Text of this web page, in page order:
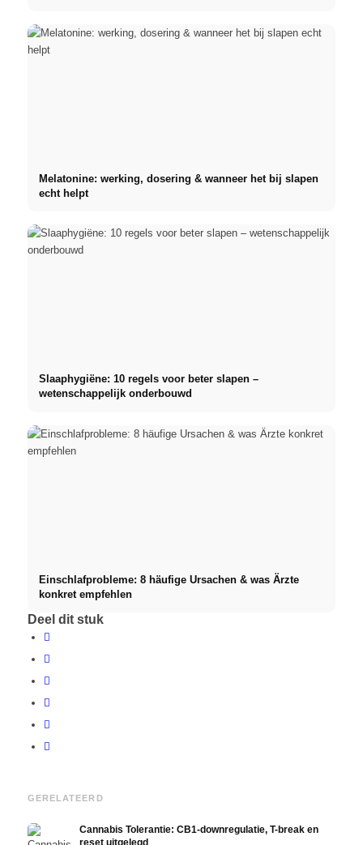
Melatonine: werking, dosering & wanneer het bij slapen
echt helpt
Slaaphygiëne: 10 regels voor beter slapen –
wetenschappelijk onderbouwd
Einschlafprobleme: 8 häufige Ursachen & was Ärzte
konkret empfehlen
Deel dit stuk
GERELATEERD
Cannabis Tolerantie: CB1-downregulatie, T-break en
reset uitgelegd